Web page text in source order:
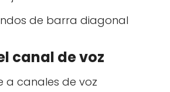
de barra diagonal
canal de voz
a canales de voz